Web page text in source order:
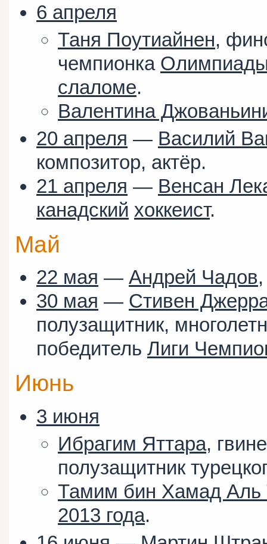
6 апреля
Таня Поутиайнен,
чемпионка
слаломе.
Валентина
20 апреля — Василий
композитор, актёр.
21 апреля — Венсан
канадский хоккеист.
Май
22 мая — Андрей Чадов
30 мая — Стивен
полузащитник,
победитель Лиги
Июнь
3 июня
Ибрагим Яттара,
полузащитник
Тамим бин Хамад Аль
2013 года.